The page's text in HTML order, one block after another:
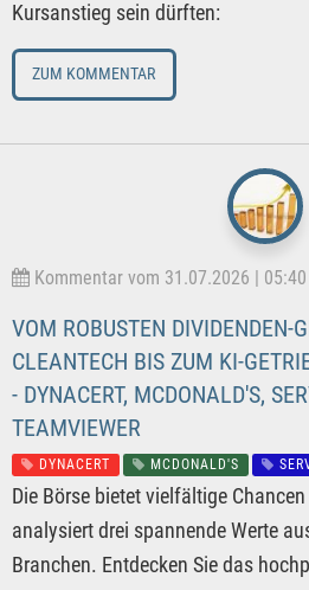
Kursanstieg sein dürften:
ZUM KOMMENTAR
Kommentar vom 31.07.2026 | 05:40
VOM ROBUSTEN DIVIDENDEN-
CLEANTECH BIS ZUM KI-
- DYNACERT, MCDONALD'S,
TEAMVIEWER
DYNACERT MCDONALD'S
Die Börse bietet vielfältige
analysiert drei spannende Werte
Branchen. Entdecken Sie das